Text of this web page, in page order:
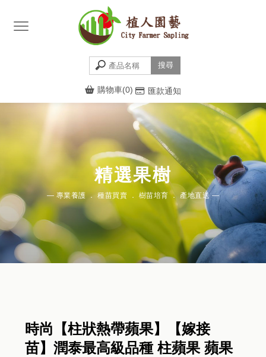
購物車(0) 匯款通知
精選果樹
時尚【柱狀熱帶蘋果】【嫁接
苗】潤泰最高級品種 柱蘋果 蘋果